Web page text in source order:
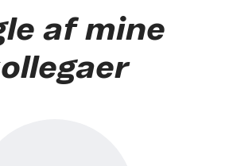
af mine